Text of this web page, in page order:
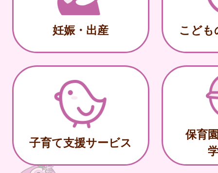
妊娠・出産 こども
子育て支援サービス
保育